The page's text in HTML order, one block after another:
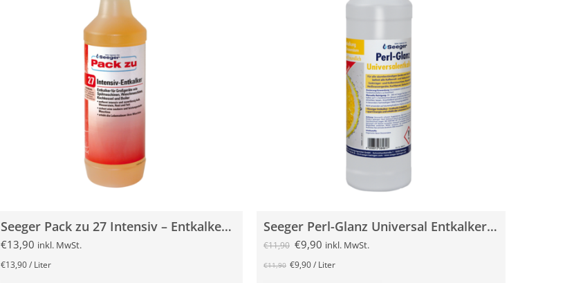
Seeger Pack zu 27 Intensiv – Entkalker 1 Liter
€13,90 inkl. MwSt.
€13,90/ Liter
Seeger Perl-Glanz Universal Entkalker 1 Liter
€11,90 €9,90 inkl. MwSt.
€11,90 €9,90/ Liter